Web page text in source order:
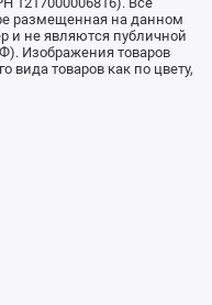
размещенная на данном
и не являются публичной
Изображения товаров
вида товаров как по цвету,